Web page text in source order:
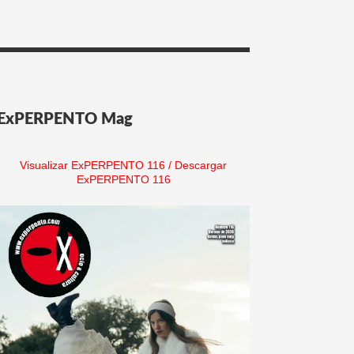
Mag
Visualizar ExPERPENTO 116 / Descargar
ExPERPENTO 116